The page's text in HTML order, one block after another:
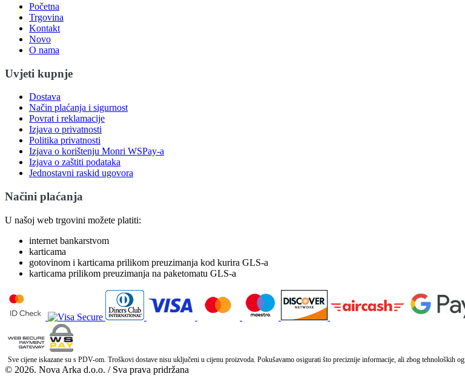
Početna
Trgovina
Kontakt
Novo
O nama
Uvjeti kupnje
Dostava
Način plaćanja i sigurnost
Povrat i reklamacije
Izjava o privatnosti
Politika privatnosti
Izjava o korištenju Monri WSPay-a
Izjava o zaštiti podataka
Jednostavni raskid ugovora
Načini plaćanja
U našoj web trgovini možete platiti:
internet bankarstvom
karticama
gotovinom i karticama prilikom preuzimanja kod kurira GLS-a
karticama prilikom preuzimanja na paketomatu GLS-a
Sve cijene iskazane su s PDV-om. Troškovi dostave nisu uključeni u cijenu proizvoda. Pokušavamo osigurati što preciznije informacije, ali zbog tehnoloških
© 2026. Nova Arka d.o.o. / Sva prava pridržana